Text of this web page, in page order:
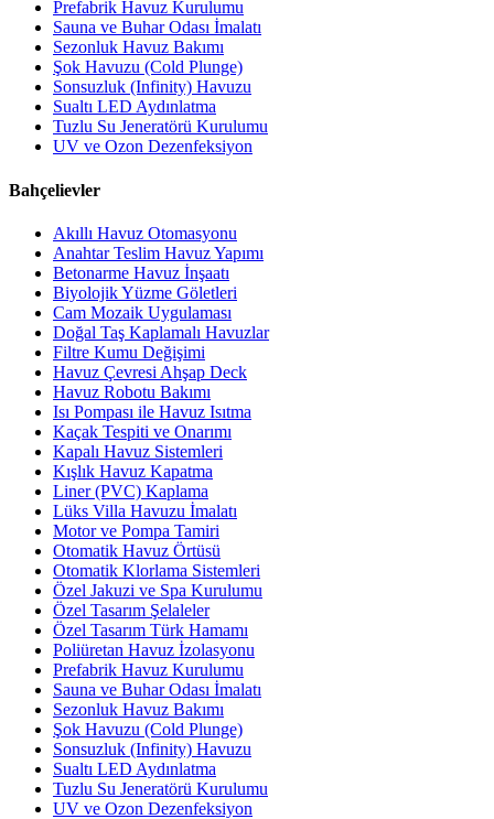
Prefabrik Havuz Kurulumu
Sauna ve Buhar Odası İmalatı
Sezonluk Havuz Bakımı
Şok Havuzu (Cold Plunge)
Sonsuzluk (Infinity) Havuzu
Sualtı LED Aydınlatma
Tuzlu Su Jeneratörü Kurulumu
UV ve Ozon Dezenfeksiyon
Bahçelievler
Akıllı Havuz Otomasyonu
Anahtar Teslim Havuz Yapımı
Betonarme Havuz İnşaatı
Biyolojik Yüzme Göletleri
Cam Mozaik Uygulaması
Doğal Taş Kaplamalı Havuzlar
Filtre Kumu Değişimi
Havuz Çevresi Ahşap Deck
Havuz Robotu Bakımı
Isı Pompası ile Havuz Isıtma
Kaçak Tespiti ve Onarımı
Kapalı Havuz Sistemleri
Kışlık Havuz Kapatma
Liner (PVC) Kaplama
Lüks Villa Havuzu İmalatı
Motor ve Pompa Tamiri
Otomatik Havuz Örtüsü
Otomatik Klorlama Sistemleri
Özel Jakuzi ve Spa Kurulumu
Özel Tasarım Şelaleler
Özel Tasarım Türk Hamamı
Poliüretan Havuz İzolasyonu
Prefabrik Havuz Kurulumu
Sauna ve Buhar Odası İmalatı
Sezonluk Havuz Bakımı
Şok Havuzu (Cold Plunge)
Sonsuzluk (Infinity) Havuzu
Sualtı LED Aydınlatma
Tuzlu Su Jeneratörü Kurulumu
UV ve Ozon Dezenfeksiyon